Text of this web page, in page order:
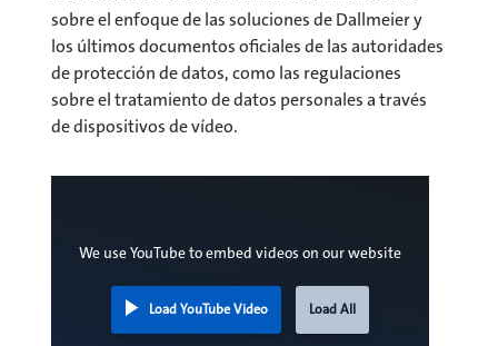
sobre el enfoque de las soluciones de Dallmeier y
los últimos documentos oficiales de las autoridades
de protección de datos, como las regulaciones
sobre el tratamiento de datos personales a través
de dispositivos de vídeo.
We use YouTube to embed videos on our website
Load YouTube Video Load All